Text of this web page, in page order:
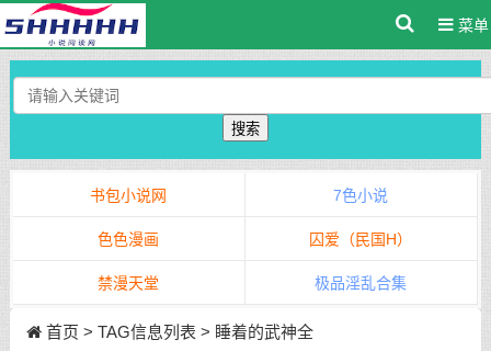
菜单
搜索
书包小说网 7色小说
色色漫画 囚爱（民国H）
禁漫天堂 极品淫乱合集
首页 > TAG信息列表 > 睡着的武神全